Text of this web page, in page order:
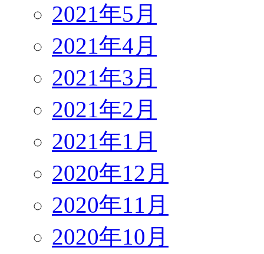
2021年5月
2021年4月
2021年3月
2021年2月
2021年1月
2020年12月
2020年11月
2020年10月